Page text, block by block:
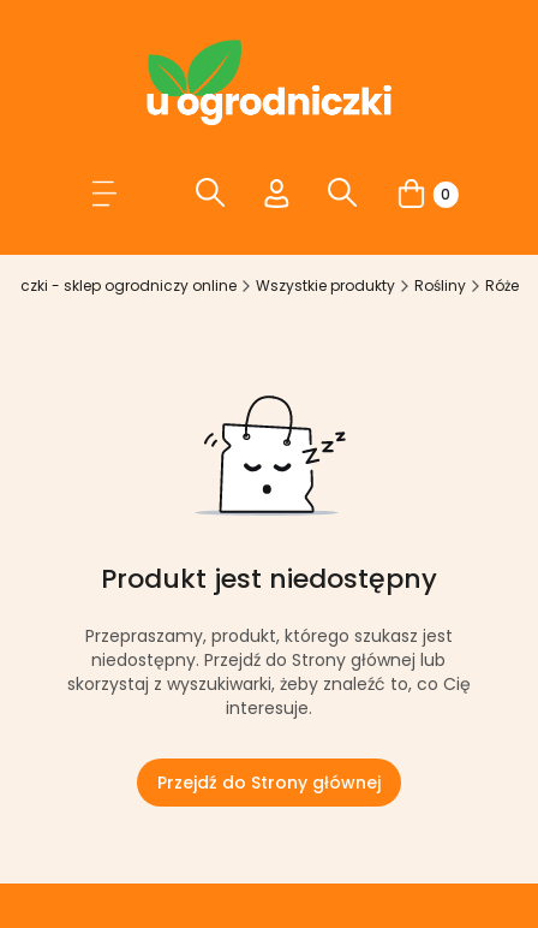
Menu Otwórz wyszukiwarkę
Szukaj Zaloguj sięOtwórz wyszukiwarkę
Szukaj Produkty w
Koszyk
- sklep ogrodniczy online Wszystkie produkty Rośliny Róże
Produkt jest niedostępny
Przepraszamy, produkt, którego szukasz jest
niedostępny. Przejdź do Strony głównej lub
skorzystaj z wyszukiwarki, żeby znaleźć to, co Cię
interesuje.
Przejdź do Strony głównej